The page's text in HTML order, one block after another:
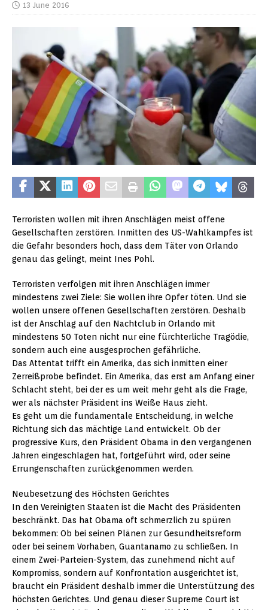
13 June 2016
Terroristen wollen mit ihren Anschlägen meist offene
Gesellschaften zerstören. Inmitten des US-Wahlkampfes ist
die Gefahr besonders hoch, dass dem Täter von Orlando
genau das gelingt, meint Ines Pohl.
Terroristen verfolgen mit ihren Anschlägen immer
mindestens zwei Ziele: Sie wollen ihre Opfer töten. Und sie
wollen unsere offenen Gesellschaften zerstören. Deshalb
ist der Anschlag auf den Nachtclub in Orlando mit
mindestens 50 Toten nicht nur eine fürchterliche Tragödie,
sondern auch eine ausgesprochen gefährliche.
Das Attentat trifft ein Amerika, das sich inmitten einer
Zerreißprobe befindet. Ein Amerika, das erst am Anfang einer
Schlacht steht, bei der es um weit mehr geht als die Frage,
wer als nächster Präsident ins Weiße Haus zieht.
Es geht um die fundamentale Entscheidung, in welche
Richtung sich das mächtige Land entwickelt. Ob der
progressive Kurs, den Präsident Obama in den vergangenen
Jahren eingeschlagen hat, fortgeführt wird, oder seine
Errungenschaften zurückgenommen werden.
Neubesetzung des Höchsten Gerichtes
In den Vereinigten Staaten ist die Macht des Präsidenten
beschränkt. Das hat Obama oft schmerzlich zu spüren
bekommen: Ob bei seinen Plänen zur Gesundheitsreform
oder bei seinem Vorhaben, Guantanamo zu schließen. In
einem Zwei-Parteien-System, das zunehmend nicht auf
Kompromiss, sondern auf Konfrontation ausgerichtet ist,
braucht ein Präsident deshalb immer die Unterstützung des
höchsten Gerichtes. Und genau dieser Supreme Court ist